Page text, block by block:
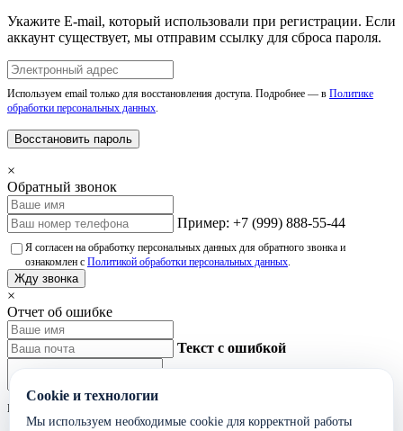
Укажите E-mail, который использовали при регистрации. Если
аккаунт существует, мы отправим ссылку для сброса пароля.
Используем email только для восстановления доступа. Подробнее — в Политике
обработки персональных данных.
Восстановить пароль
×
Обратный звонок
Пример: +7 (999) 888-55-44
Я согласен на обработку персональных данных для обратного звонка и
ознакомлен с Политикой обработки персональных данных.
Жду звонка
×
Отчет об ошибке
Текст с ошибкой
Не указывайте лишние персональные данные в тексте ошибки.
Cookie и технологии
Мы используем необходимые cookie для корректной работы